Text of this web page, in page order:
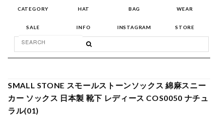
CATEGORY HAT BAG WEAR
SALE INFO INSTAGRAM STORE
SMALL STONE スモールストーンソックス 綿麻スニー
カー ソックス 日本製 靴下 レディース COS0050 ナチュ
ラル(01)